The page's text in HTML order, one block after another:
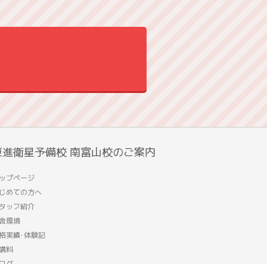
進衛星予備校 南富山校のご案内
プページ
めての方へ
ッフ紹介
環境
実績･体験記
料